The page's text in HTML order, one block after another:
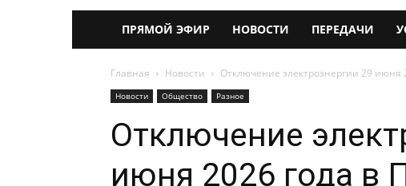
ПРЯМОЙ ЭФИР НОВОСТИ ПЕРЕДАЧИ
Главная Новости Отключение электроэнергии 29 июня
Новости Общество Разное
Отключение
июня 2026 года в